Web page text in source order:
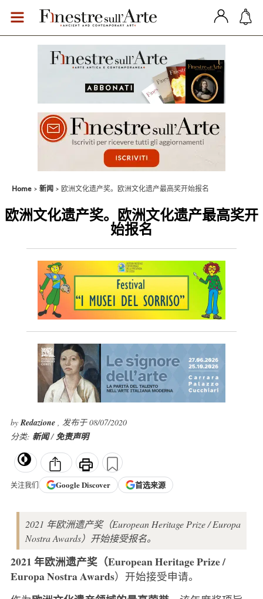
Home 新闻 欧洲文化遗产奖。欧洲文化遗产最高奖开始报名
欧洲文化遗产奖。欧洲文化遗产最高奖开
始报名
byRedazione , 发布于 08/07/2020
分类: 新闻/免责声明
关注我们 GoogleDiscover 首选来源
2021 年欧洲遗产奖（European Heritage Prize / Europa
Nostra Awards）开始接受报名。
2021 年欧洲遗产奖（European Heritage Prize /
Europa Nostra Awards）开始接受申请。